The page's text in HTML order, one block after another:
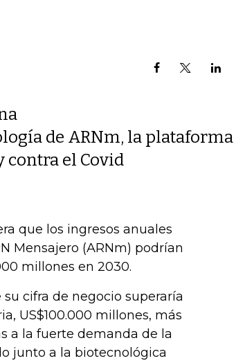
de ARNm, la plataforma
contra el Covid
que los ingresos anuales
Mensajero (ARNm) podrían
millones en 2030.
cifra de negocio superaría
US$100.000 millones, más
a la fuerte demanda de la
junto a la biotecnológica